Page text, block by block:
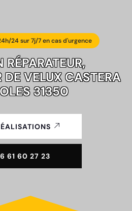
24 sur 7j/7 en cas d'urgence
RÉPARATEUR,
DE VELUX CASTERA
31350
61 60 27 23